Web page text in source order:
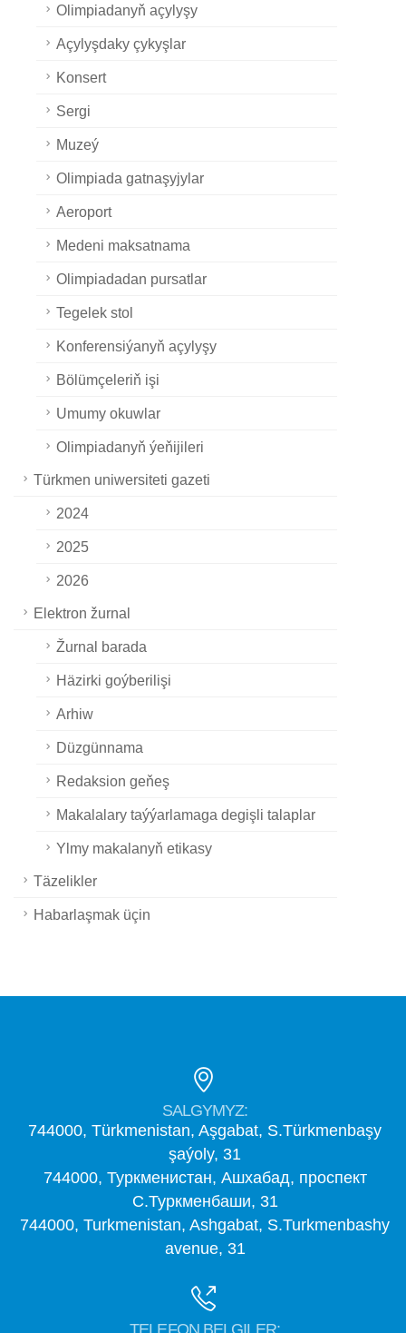
Olimpiadanyň açylyşy
Açylyşdaky çykyşlar
Konsert
Sergi
Muzeý
Olimpiada gatnaşyjylar
Aeroport
Medeni maksatnama
Olimpiadadan pursatlar
Tegelek stol
Konferensiýanyň açylyşy
Bölümçeleriň işi
Umumy okuwlar
Olimpiadanyň ýeňijileri
Türkmen uniwersiteti gazeti
2024
2025
2026
Elektron žurnal
Žurnal barada
Häzirki goýberilişi
Arhiw
Düzgünnama
Redaksion geňeş
Makalalary taýýarlamaga degişli talaplar
Ylmy makalanyň etikasy
Täzelikler
Habarlaşmak üçin
SALGYMYZ:
744000, Türkmenistan, Aşgabat, S.Türkmenbaşy
şaýoly, 31
744000, Туркменистан, Ашхабад, проспект
С.Туркменбаши, 31
744000, Turkmenistan, Ashgabat, S.Turkmenbashy
avenue, 31
TELEFON BELGILER: